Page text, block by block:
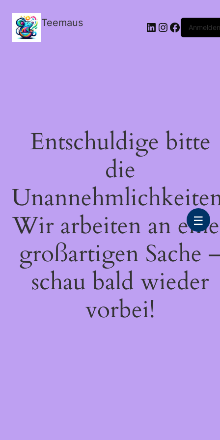
Teemaus LinkedIn
Instagram
FacebookAnmelden
Entschuldige bitte
die
Wir arbeiten an
großartigen Sache
schau bald wieder
vorbei!
☰